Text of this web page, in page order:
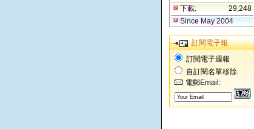
下載:
29,248
Since May 2004
訂閱電子報
訂閱電子週報
自訂閱名單移除
電郵Email: